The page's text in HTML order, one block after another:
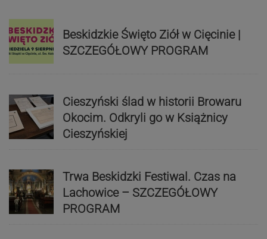
Beskidzkie Święto Ziół w Cięcinie |
SZCZEGÓŁOWY PROGRAM
Cieszyński ślad w historii Browaru
Okocim. Odkryli go w Książnicy
Cieszyńskiej
Trwa Beskidzki Festiwal. Czas na
Lachowice – SZCZEGÓŁOWY
PROGRAM